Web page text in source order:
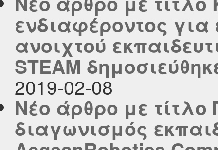
ενδιαφέροντος
ανοιχτού
STEAM
2019-02-08
Νέο άρθρο με
διαγωνισμός